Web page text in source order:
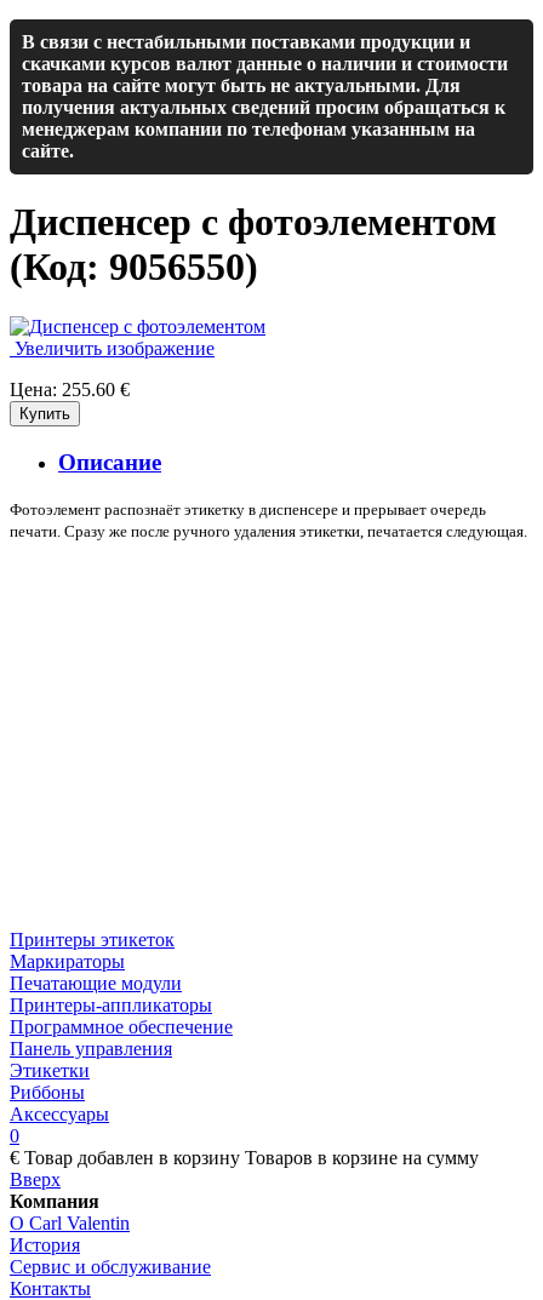
В связи с нестабильными поставками продукции и
скачками курсов валют данные о наличии и стоимости
товара на сайте могут быть не актуальными. Для
получения актуальных сведений просим обращаться к
менеджерам компании по телефонам указанным на
сайте.
Диспенсер с фотоэлементом
(Код: 9056550)
Увеличить изображение
Цена: 255.60 €
Описание
Фотоэлемент распознаёт этикетку в диспенсере и прерывает очередь
печати. Сразу же после ручного удаления этикетки, печатается следующая.
Принтеры этикеток
Маркираторы
Печатающие модули
Принтеры-аппликаторы
Программное обеспечение
Панель управления
Этикетки
Риббоны
Аксессуары
0
€ Товар добавлен в корзину Товаров в корзине на сумму
Вверх
Компания
О Carl Valentin
История
Сервис и обслуживание
Контакты